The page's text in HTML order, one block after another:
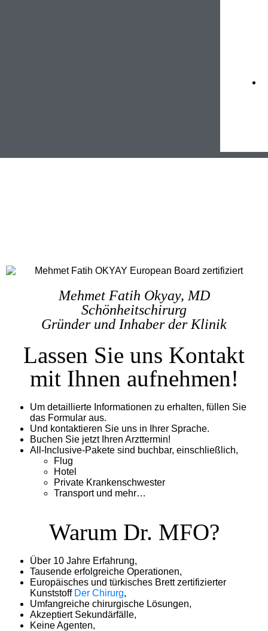
Mehmet Fatih Okyay, MD
Schönheitschirurg
Gründer und Inhaber der Klinik
Lassen Sie uns Kontakt
mit Ihnen aufnehmen!
Um detaillierte Informationen zu erhalten, füllen Sie
das Formular aus.
Und kontaktieren Sie uns in Ihrer Sprache.
Buchen Sie jetzt Ihren Arzttermin!
All-Inclusive-Pakete sind buchbar, einschließlich,
Flug
Hotel
Private Krankenschwester
Transport und mehr…
Warum Dr. MFO?
Über 10 Jahre Erfahrung,
Tausende erfolgreiche Operationen,
Europäisches und türkisches Brett zertifizierter
Kunststoff Der Chirurg,
Umfangreiche chirurgische Lösungen,
Akzeptiert Sekundärfälle,
Keine Agenten,